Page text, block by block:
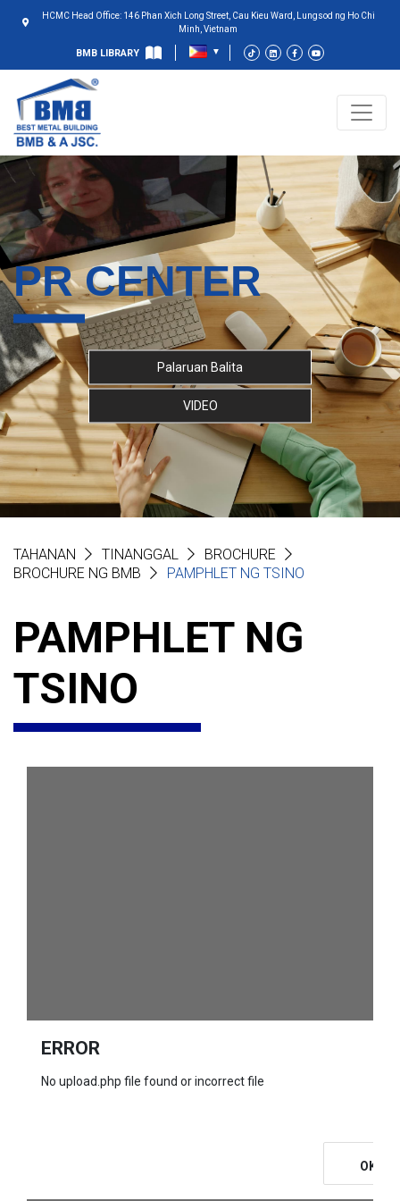
HCMC Head Office: 146 Phan Xich Long Street, Cau Kieu Ward, Lungsod ng Ho Chi
Minh, Vietnam
BMB LIBRARY
PR CENTER
Palaruan Balita
VIDEO
TAHANAN TINANGGAL
BROCHURE
BROCHURE NG BMB
PAMPHLET NG TSINO
PAMPHLET NG
TSINO
ERROR
No upload.php file found or incorrect file
OK